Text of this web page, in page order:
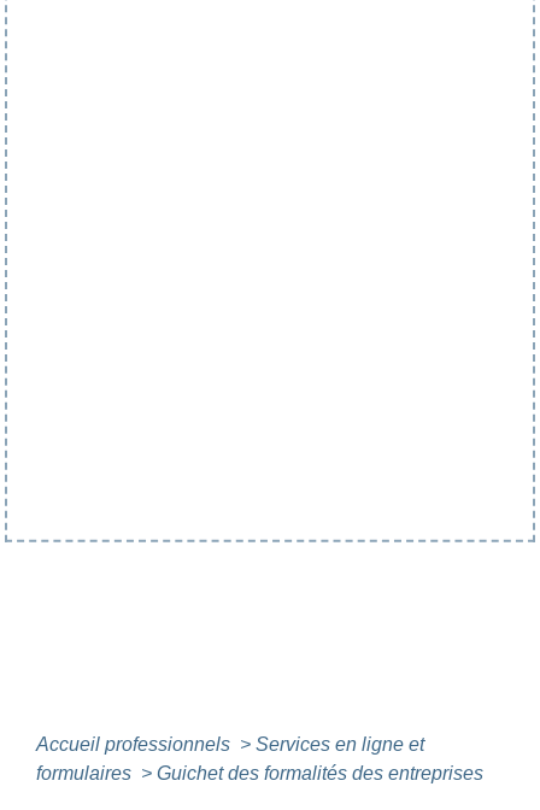
Accueil professionnels > Services en ligne et
formulaires > Guichet des formalités des entreprises